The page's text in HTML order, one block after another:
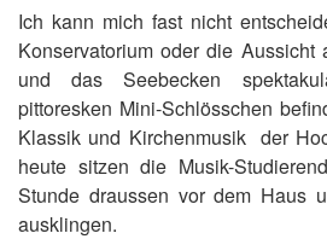
Ich kann mich fast nicht
Konservatorium oder die Aussicht
und das Seebecken
pittoresken Mini-Schlösschen
Klassik und Kirchenmusik der
heute sitzen die Musik-
Stunde draussen vor dem Haus
ausklingen.